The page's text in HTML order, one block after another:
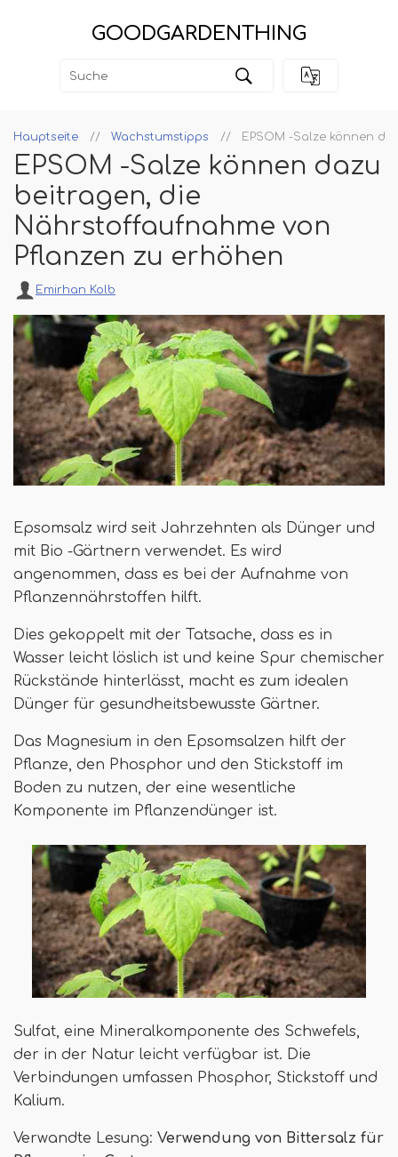
GOODGARDENTHING
Hauptseite Wachstumstipps EPSOM -Salze können
EPSOM -Salze können dazu
beitragen, die
Nährstoffaufnahme von
Pflanzen zu erhöhen
Emirhan Kolb
Epsomsalz wird seit Jahrzehnten als Dünger und
mit Bio -Gärtnern verwendet. Es wird
angenommen, dass es bei der Aufnahme von
Pflanzennährstoffen hilft.
Dies gekoppelt mit der Tatsache, dass es in
Wasser leicht löslich ist und keine Spur chemischer
Rückstände hinterlässt, macht es zum idealen
Dünger für gesundheitsbewusste Gärtner.
Das Magnesium in den Epsomsalzen hilft der
Pflanze, den Phosphor und den Stickstoff im
Boden zu nutzen, der eine wesentliche
Komponente im Pflanzendünger ist.
Sulfat, eine Mineralkomponente des Schwefels,
der in der Natur leicht verfügbar ist. Die
Verbindungen umfassen Phosphor, Stickstoff und
Kalium.
Verwandte Lesung: Verwendung von Bittersalz für